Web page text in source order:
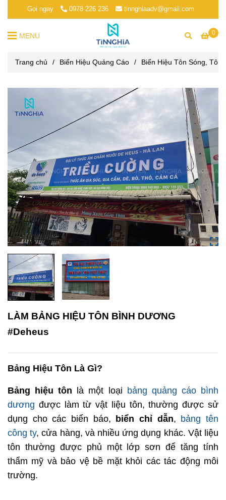
Gọi ngay 0978 226 236 tinnghiaadv@gmail.com
0
MENU
Trang chủ / Biển Hiệu Quảng Cáo / Biển Hiệu Tôn Sóng, Tôn
LÀM BẢNG HIỆU TÔN BÌNH DƯƠNG
#Deheus
Bảng Hiệu Tôn Là Gì?
Bảng hiệu tôn là một loại bảng quảng cáo bình
dương được làm từ vật liệu tôn, thường được sử
dụng cho các biển báo, biển chỉ dẫn, bảng tên
công ty, cửa hàng, và nhiều ứng dụng khác. Vật liệu
tôn thường được phủ một lớp sơn để tăng tính
thẩm mỹ và bảo vệ bề mặt khỏi các tác động môi
trường.